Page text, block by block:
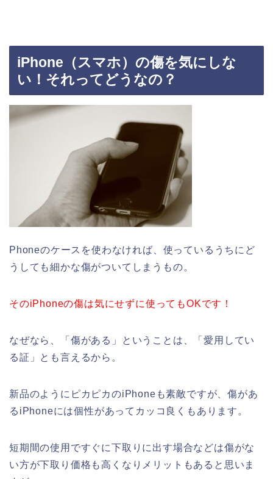
iPhone（スマホ）の傷を気にしな
い！それってどうなの？
Phoneのケースを使わなければ、使っているうちにど
うしても細かな傷がついてしまうもの。
そのiPhoneの傷は気にせずに使ってもOKです！
なぜなら、「傷がある」ということは、「愛用してい
る証」とも言えるから。
新品のようにピカピカのiPhoneも素敵ですが、傷があ
るiPhoneには個性があってカッコ良くもあります。
短期間の使用ですぐに下取りに出す場合などは傷がな
い方が下取り価格も高くなりメリットもあると思いま